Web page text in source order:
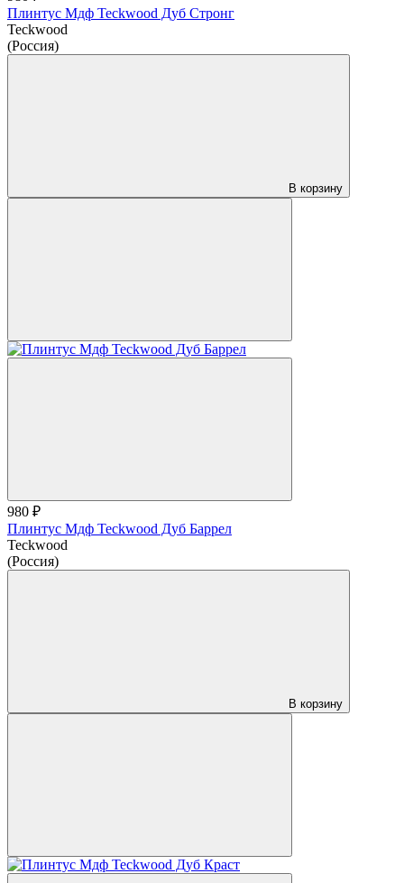
Плинтус Мдф Teckwood Дуб Стронг
Teckwood
(Россия)
В корзину
980 ₽
Плинтус Мдф Teckwood Дуб Баррел
Teckwood
(Россия)
В корзину